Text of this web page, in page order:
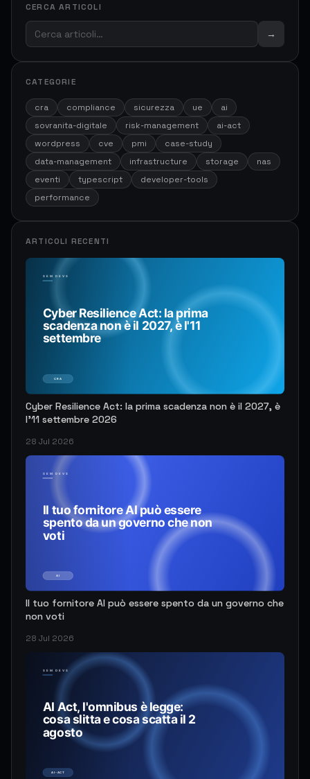
CERCA ARTICOLI
→
CATEGORIE
cra compliance sicurezza ue
ai
sovranita-digitale
risk-management
ai-act
wordpress
cve pmi
case-study
data-management
infrastructure storage
nas
eventi
typescript
developer-tools
performance
ARTICOLI RECENTI
Cyber Resilience Act: la prima scadenza non è il 2027, è
l'11 settembre 2026
28 Jul 2026
Il tuo fornitore AI può essere spento da un governo che
non voti
28 Jul 2026